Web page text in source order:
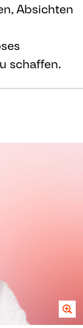
Absichten
schaffen.